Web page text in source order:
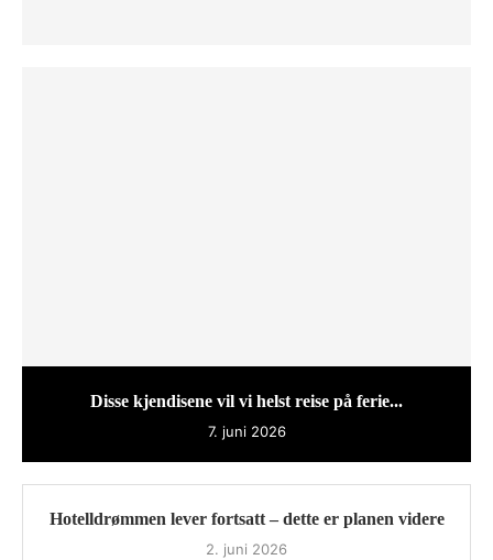
Disse kjendisene vil vi helst reise på ferie...
7. juni 2026
Hotelldrømmen lever fortsatt – dette er planen videre
2. juni 2026